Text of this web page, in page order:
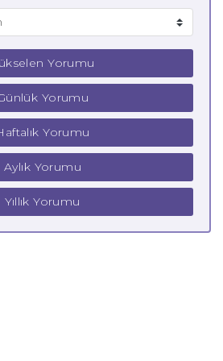
Yorumu
Yorumu
Yorumu
Aylık Yorumu
Yıllık Yorumu